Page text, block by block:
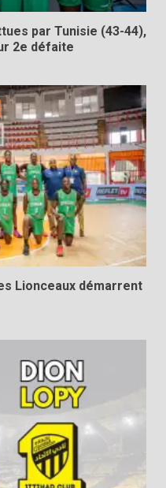
par Tunisie (43-44),
2e défaite
Lionceaux démarrent